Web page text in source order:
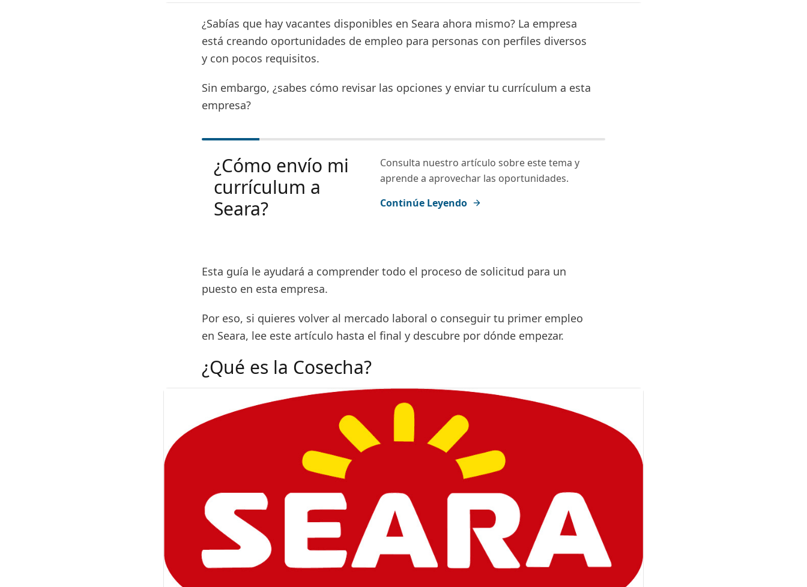
¿Sabías que hay vacantes disponibles en Seara ahora mismo? La empresa
está creando oportunidades de empleo para personas con perfiles diversos
y con pocos requisitos.
Sin embargo, ¿sabes cómo revisar las opciones y enviar tu currículum a esta
empresa?
¿Cómo envío mi
currículum a
Seara?
Consulta nuestro artículo sobre este tema y
aprende a aprovechar las oportunidades.
Continúe Leyendo
Esta guía le ayudará a comprender todo el proceso de solicitud para un
puesto en esta empresa.
Por eso, si quieres volver al mercado laboral o conseguir tu primer empleo
en Seara, lee este artículo hasta el final y descubre por dónde empezar.
¿Qué es la Cosecha?